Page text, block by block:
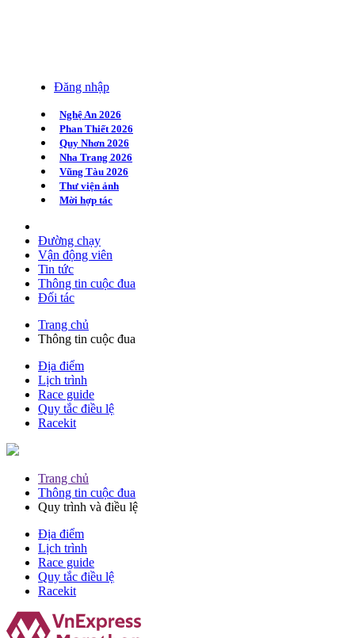
Đăng nhập
Nghệ An 2026
Phan Thiết 2026
Quy Nhơn 2026
Nha Trang 2026
Vũng Tàu 2026
Thư viện ảnh
Mời hợp tác
Đường chạy
Vận động viên
Tin tức
Thông tin cuộc đua
Đối tác
Trang chủ
Thông tin cuộc đua
Địa điểm
Lịch trình
Race guide
Quy tắc điều lệ
Racekit
Trang chủ
Thông tin cuộc đua
Quy trình và điều lệ
Địa điểm
Lịch trình
Race guide
Quy tắc điều lệ
Racekit